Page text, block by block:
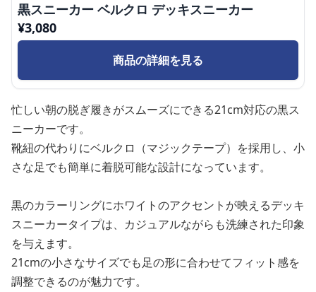
黒スニーカー ベルクロ デッキスニーカー
¥3,080
商品の詳細を見る
忙しい朝の脱ぎ履きがスムーズにできる21cm対応の黒ス
ニーカーです。
靴紐の代わりにベルクロ（マジックテープ）を採用し、小
さな足でも簡単に着脱可能な設計になっています。
黒のカラーリングにホワイトのアクセントが映えるデッキ
スニーカータイプは、カジュアルながらも洗練された印象
を与えます。
21cmの小さなサイズでも足の形に合わせてフィット感を
調整できるのが魅力です。